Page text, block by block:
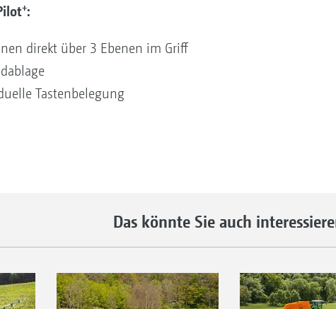
+:
direkt über 3 Ebenen im Griff
Tastenbelegung
Das könnte Sie auch